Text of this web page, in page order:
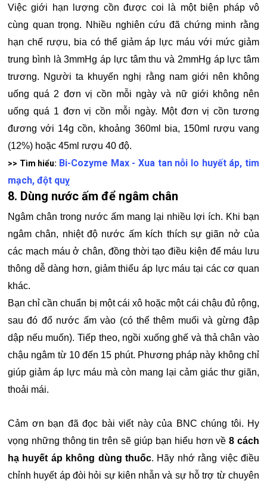
Việc giới hạn lượng cồn được coi là một biện pháp vô
cùng quan trọng. Nhiều nghiên cứu đã chứng minh rằng
hạn chế rượu, bia có thể giảm áp lực máu với mức giảm
trung bình là 3mmHg áp lực tâm thu và 2mmHg áp lực tâm
trương. Người ta khuyến nghị rằng nam giới nên không
uống quá 2 đơn vị cồn mỗi ngày và nữ giới không nên
uống quá 1 đơn vị cồn mỗi ngày. Một đơn vị cồn tương
đương với 14g cồn, khoảng 360ml bia, 150ml rượu vang
(12%) hoặc 45ml rượu 40 độ.
>> Tìm hiểu: Bi-Cozyme Max - Xua tan nỗi lo huyết áp, tim
mạch, đột quỵ
8. Dùng nước ấm để ngâm chân
Ngâm chân trong nước ấm mang lại nhiều lợi ích. Khi bạn
ngâm chân, nhiệt độ nước ấm kích thích sự giãn nở của
các mạch máu ở chân, đồng thời tạo điều kiện để máu lưu
thông dễ dàng hơn, giảm thiểu áp lực máu tại các cơ quan
khác.
Bạn chỉ cần chuẩn bị một cái xô hoặc một cái chậu đủ rộng,
sau đó đổ nước ấm vào (có thể thêm muối và gừng đập
dập nếu muốn). Tiếp theo, ngồi xuống ghế và thả chân vào
chậu ngâm từ 10 đến 15 phút. Phương pháp này không chỉ
giúp giảm áp lực máu mà còn mang lại cảm giác thư giãn,
thoải mái.
Cảm ơn bạn đã đọc bài viết này của BNC chúng tôi. Hy
vọng những thông tin trên sẽ giúp bạn hiểu hơn về8 cách
hạ huyết áp không dùng thuốc. Hãy nhớ rằng việc điều
chỉnh huyết áp đòi hỏi sự kiên nhẫn và sự hỗ trợ từ chuyên